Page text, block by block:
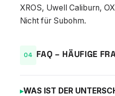
XROS, Uwell Caliburn,
Nicht für Subohm.
FAQ – HÄUFIGE
WAS IST DER